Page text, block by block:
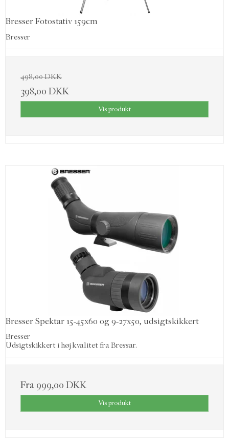
Bresser Fotostativ 159cm
Bresser
498,00 DKK
398,00 DKK
Vis produkt
Bresser Spektar 15-45x60 og 9-27x50, udsigtskikkert
Bresser
Udsigtskikkert i høj kvalitet fra Bressar.
Fra 999,00 DKK
Vis produkt